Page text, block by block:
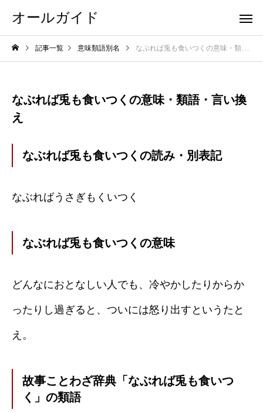
オールガイド
記事一覧 意味類語別名 なぶれば兎も食いつくの意味・類語・言い換え
なぶれば兎も食いつくの意味・類語・言い換
え
なぶれば兎も食いつくの読み・別表記
なぶればうさぎもくいつく
なぶれば兎も食いつくの意味
どんなにおとなしい人でも、冷やかしたりからか
ったりし過ぎると、ついには怒り出すというたと
え。
故事ことわざ辞典「なぶれば兎も食いつ
く」の類語